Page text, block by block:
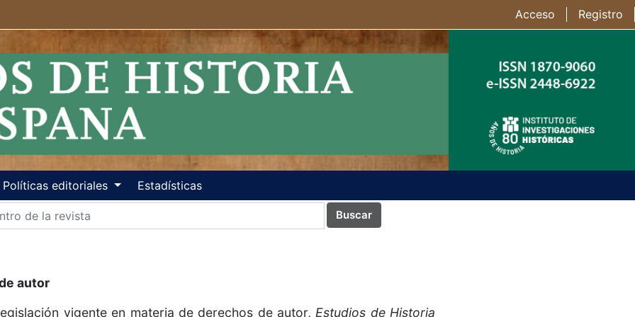
Acceso Registro
Políticas editoriales Estadísticas
Buscar
autor
vigente en materia de derechos de autor,Estudios de Historia